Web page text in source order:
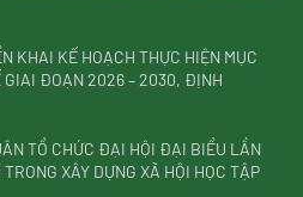
KHAI KẾ HOẠCH THỰC HIỆN MỤC
GIAI ĐOẠN 2026 – 2030, ĐỊNH
TỔ CHỨC ĐẠI HỘI ĐẠI BIỂU LẦN
XÂY DỰNG XÃ HỘI HỌC TẬP